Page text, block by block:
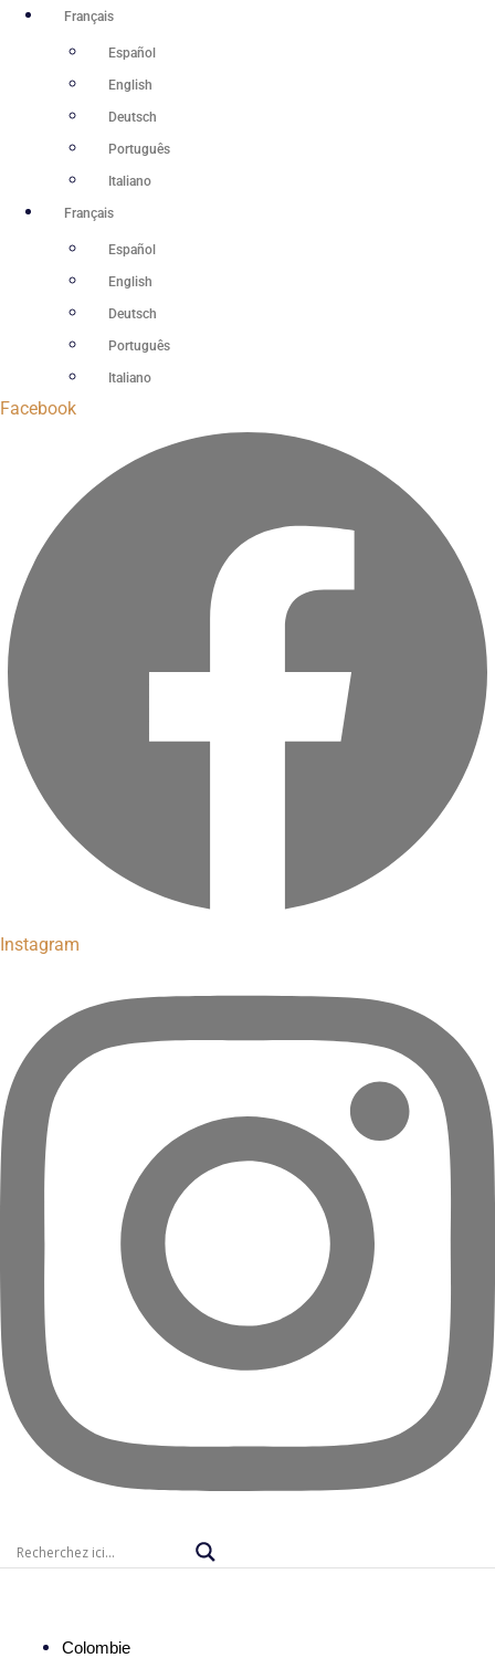
Aller
Français
Español
English
Deutsch
Português
Italiano
Français
Español
English
Deutsch
Português
Italiano
Facebook
Instagram
Colombie